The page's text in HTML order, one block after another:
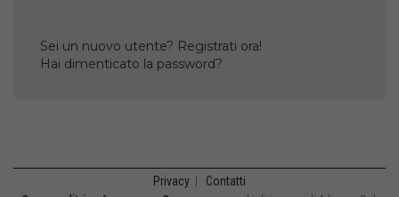
Sei un nuovo utente? Registrati ora!
Hai dimenticato la password?
Privacy Contatti